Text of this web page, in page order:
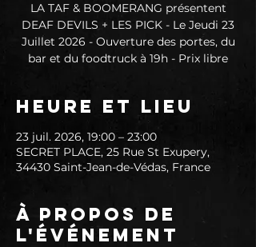
LA TAF & BOOMERANG présentent
DEAF DEVILS + LES PICK - Le Jeudi 23
Juillet 2026 - Ouverture des portes, du
bar et du foodtruck à 19h - Prix libre
Heure et lieu
23 juil. 2026, 19:00 – 23:00
SECRET PLACE, 25 Rue St Exupery,
34430 Saint-Jean-de-Védas, France
À propos de
l'événement